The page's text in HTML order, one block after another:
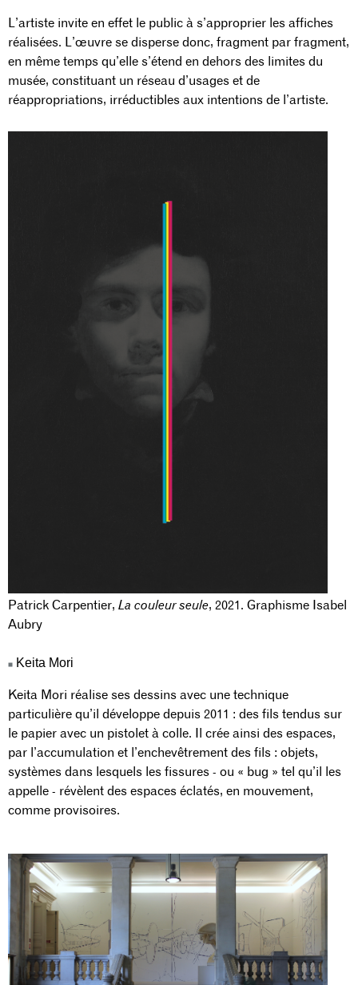
L’artiste invite en effet le public à s’approprier les affiches
réalisées. L’œuvre se disperse donc, fragment par fragment,
en même temps qu’elle s’étend en dehors des limites du
musée, constituant un réseau d’usages et de
réappropriations, irréductibles aux intentions de l’artiste.
Patrick Carpentier, La couleur seule, 2021. Graphisme Isabel
Aubry
Keita Mori
Keita Mori réalise ses dessins avec une technique
particulière qu’il développe depuis 2011 : des fils tendus sur
le papier avec un pistolet à colle. Il crée ainsi des espaces,
par l’accumulation et l’enchevêtrement des fils : objets,
systèmes dans lesquels les fissures - ou « bug » tel qu’il les
appelle - révèlent des espaces éclatés, en mouvement,
comme provisoires.